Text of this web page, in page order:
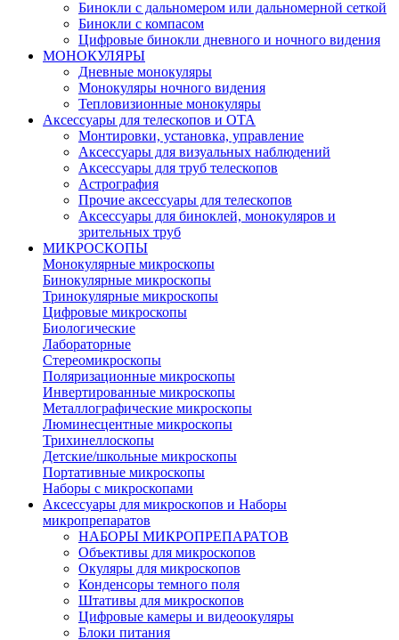
Бинокли с дальномером или дальномерной сеткой
Бинокли с компасом
Цифровые бинокли дневного и ночного видения
МОНОКУЛЯРЫ
Дневные монокуляры
Монокуляры ночного видения
Тепловизионные монокуляры
Аксессуары для телескопов и ОТА
Монтировки, установка, управление
Аксессуары для визуальных наблюдений
Аксессуары для труб телескопов
Астрография
Прочие аксессуары для телескопов
Аксессуары для биноклей, монокуляров и
зрительных труб
МИКРОСКОПЫ
Монокулярные микроскопы
Бинокулярные микроскопы
Тринокулярные микроскопы
Цифровые микроскопы
Биологические
Лабораторные
Стереомикроскопы
Поляризационные микроскопы
Инвертированные микроскопы
Металлографические микроскопы
Люминесцентные микроскопы
Трихинеллоскопы
Детские/школьные микроскопы
Портативные микроскопы
Наборы с микроскопами
Аксессуары для микроскопов и Наборы
микропрепаратов
НАБОРЫ МИКРОПРЕПАРАТОВ
Объективы для микроскопов
Окуляры для микроскопов
Конденсоры темного поля
Штативы для микроскопов
Цифровые камеры и видеоокуляры
Блоки питания